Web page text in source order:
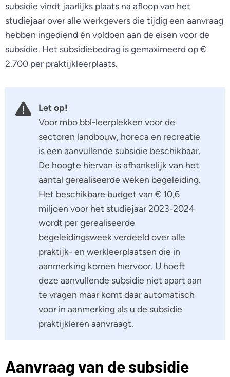
subsidie vindt jaarlijks plaats na afloop van het
studiejaar over alle werkgevers die tijdig een aanvraag
hebben ingediend én voldoen aan de eisen voor de
subsidie. Het subsidiebedrag is gemaximeerd op €
2.700 per praktijkleerplaats.
Let op!
Voor mbo bbl-leerplekken voor de
sectoren landbouw, horeca en recreatie
is een aanvullende subsidie beschikbaar.
De hoogte hiervan is afhankelijk van het
aantal gerealiseerde weken begeleiding.
Het beschikbare budget van € 10,6
miljoen voor het studiejaar 2023-2024
wordt per gerealiseerde
begeleidingsweek verdeeld over alle
praktijk- en werkleerplaatsen die in
aanmerking komen hiervoor. U hoeft
deze aanvullende subsidie niet apart aan
te vragen maar komt daar automatisch
voor in aanmerking als u de subsidie
praktijkleren aanvraagt.
Aanvraag van de subsidie